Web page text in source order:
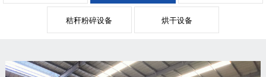
品
视
秸秆粉碎设备 烘干设备